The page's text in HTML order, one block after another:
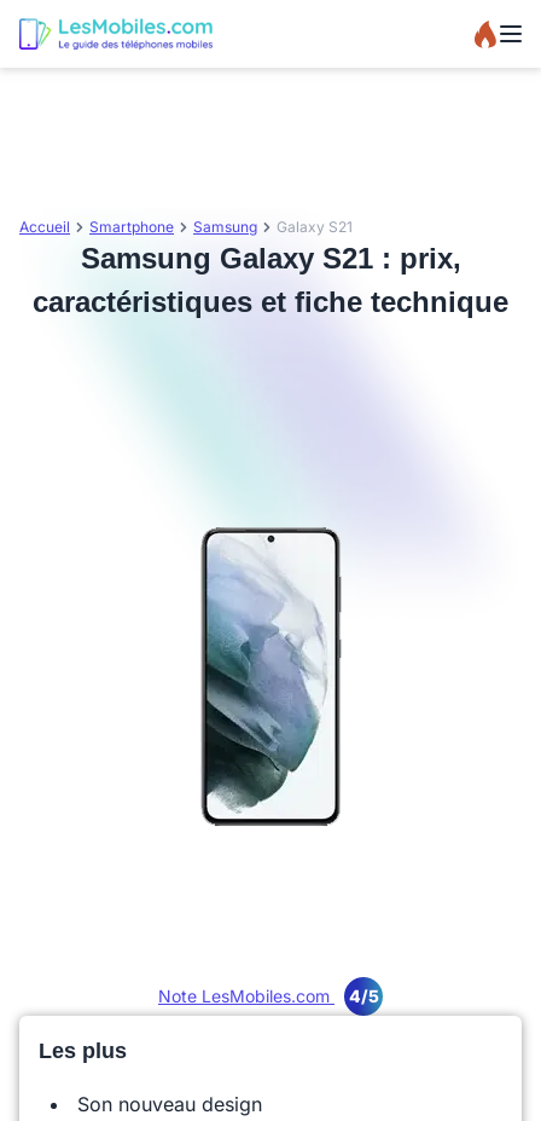
Accueil Smartphone Samsung Galaxy S21
Samsung Galaxy S21 : prix,
caractéristiques et fiche technique
Note LesMobiles.com 4/5
Les plus
Son nouveau design